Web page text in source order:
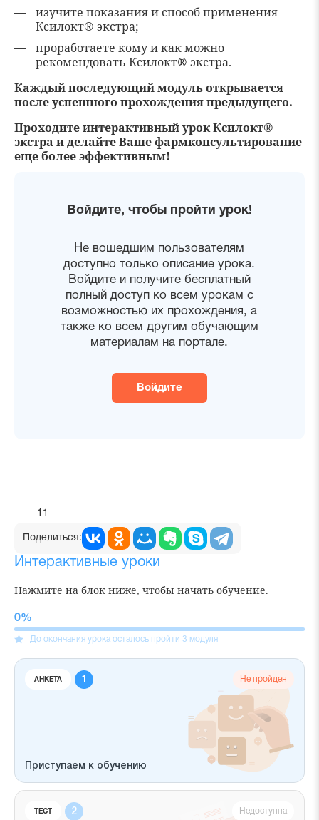
изучите показания и способ применения
Ксилокт® экстра;
проработаете кому и как можно
рекомендовать Ксилокт® экстра.
Каждый последующий модуль открывается
после успешного прохождения предыдущего.
Проходите интерактивный урок Ксилокт®
экстра и делайте Ваше фармконсультирование
еще более эффективным!
Войдите, чтобы пройти урок!
Не вошедшим пользователям
доступно только описание урока.
Войдите и получите бесплатный
полный доступ ко всем урокам с
возможностью их прохождения, а
также ко всем другим обучающим
материалам на портале.
Войдите
11
Поделиться:
Интерактивные уроки
Нажмите на блок ниже, чтобы начать обучение.
Прогресс
выполнения
До окончания урока осталось пройти 3 модуля
АНКЕТА Не пройден
Приступаем к обучению
ТЕСТ Недоступна